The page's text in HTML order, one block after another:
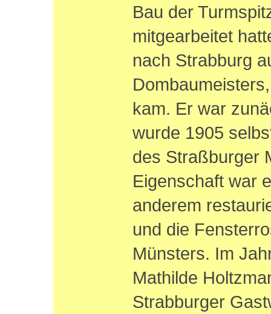
Bau der
mitgearbeitet
nach Strabburg
kam. Er war
wurde 1905
des Straßburger
Eigenschaft war
anderem
und die
Münsters. Im
Mathilde
Strabburger